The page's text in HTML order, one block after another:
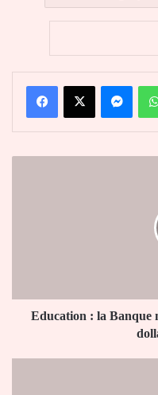
FacebookX
de
dollarsEducation : la Banque